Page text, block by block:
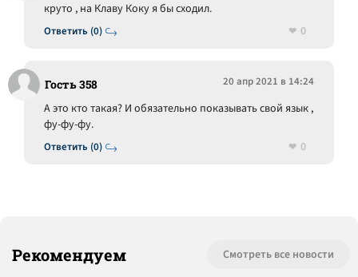
Ответить (0)
круто , на Клаву Коку я бы сходил.
0
Гость 358 20 апр 2021 в 14:24
Ответить (0)
А это кто такая? И обязательно показывать свой язык ,
фу-фу-фу.
0
Рекомендуем Смотреть все новости